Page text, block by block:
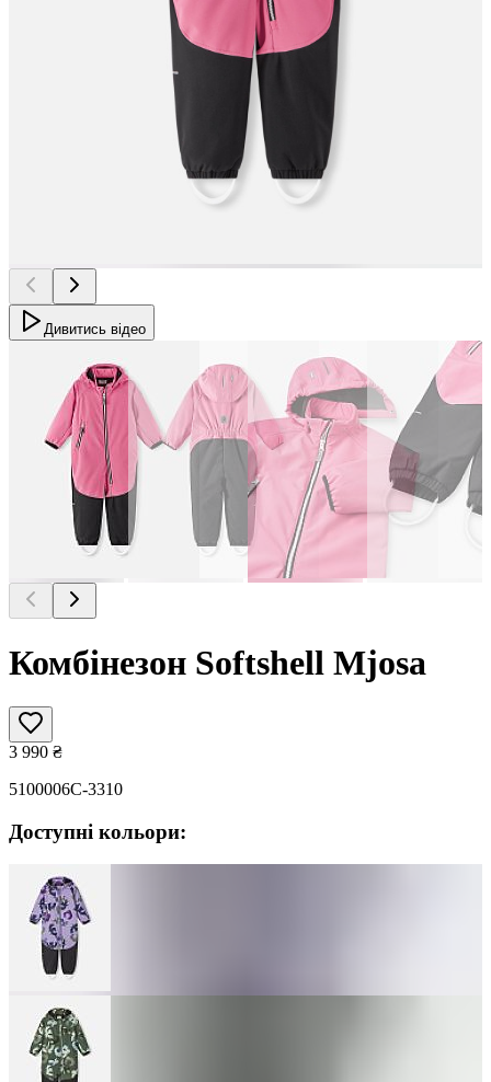
Дивитись відео
Комбінезон Softshell Mjosa
3 990 ₴
5100006C-3310
Доступні кольори: